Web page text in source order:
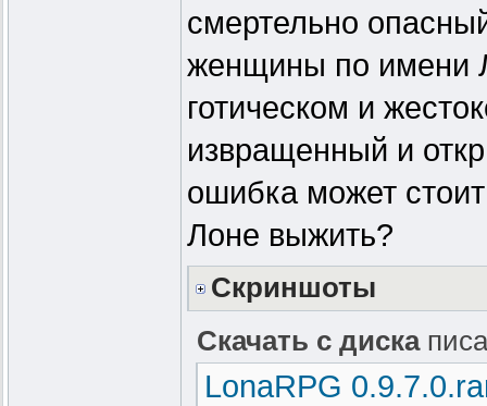
смертельно
женщины по имени
готическом и
извращенный и
ошибка может
Лоне выжить?
Скриншоты
Скачать с диска
LonaRPG